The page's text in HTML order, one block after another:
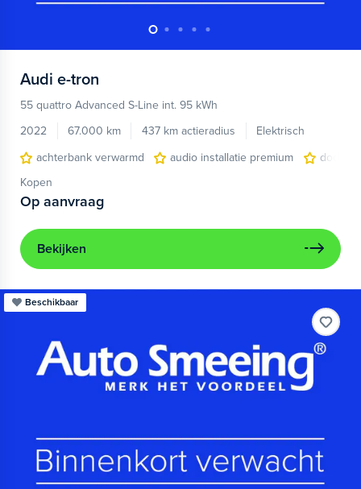
Audi e-tron
55 quattro Advanced S-Line int. 95 kWh
2022
67.000 km 437 km actieradius
Elektrisch
achterbank verwarmd
audio installatie premium
Kopen
Op aanvraag
Bekijken
Beschikbaar